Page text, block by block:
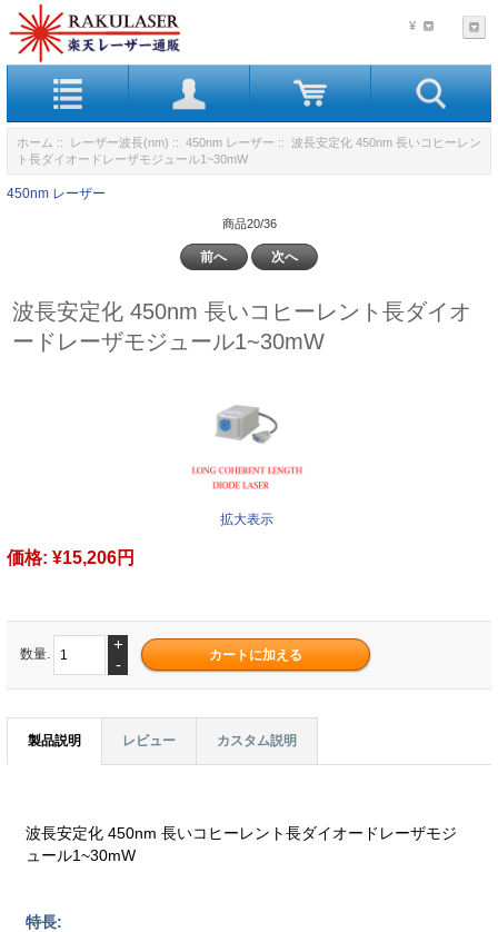
¥
ホーム :: レーザー波長(nm) :: 450nm レーザー :: 波長安定化 450nm 長いコヒーレン
ト長ダイオードレーザモジュール1~30mW
450nm レーザー
商品20/36
前へ 次へ
波長安定化 450nm 長いコヒーレント長ダイオ
ードレーザモジュール1~30mW
拡大表示
価格: ¥15,206円
数量.
+
-
製品説明 レビュー カスタム説明
波長安定化 450nm 長いコヒーレント長ダイオードレーザモジ
ュール1~30mW
特長: